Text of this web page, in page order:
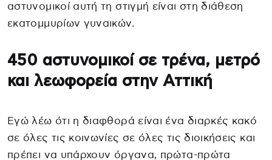
αστυνομικοί αυτή τη στιγμή είναι στη διάθεση
εκατομμυρίων γυναικών.
450 αστυνομικοί σε τρένα, μετρό
και λεωφορεία στην Αττική
Εγώ λέω ότι η διαφθορά είναι ένα διαρκές κακό
σε όλες τις κοινωνίες σε όλες τις διοικήσεις και
πρέπει να υπάρχουν όργανα, πρώτα-πρώτα